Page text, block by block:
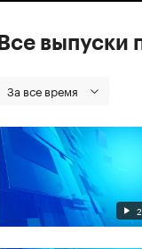
Все выпуски
За все время